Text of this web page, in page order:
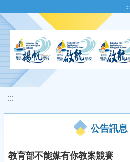
:::
:::
公告訊息
教育部不能媒有你教案競賽